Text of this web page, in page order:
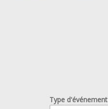
Type d'événement